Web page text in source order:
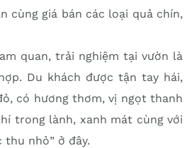
cùng giá bán các loại quả chín,
quan, trải nghiệm tại vườn là
Du khách được tận tay hái,
có hương thơm, vị ngọt thanh
trong lành, xanh mát cùng với
thu nhỏ” ở đây.